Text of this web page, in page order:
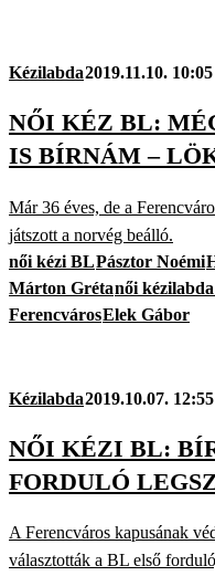
Kézilabda2019.11.10. 10:05
NŐI KÉZ BL:
IS BÍRNÁM –
Már 36 éves, de a
játszott a norvég beálló.
női kézi BLPásztor Noémi
Márton Grétanői
FerencvárosElek Gábor
Kézilabda2019.10.07. 12:55
NŐI KÉZI BL:
FORDULÓ
A Ferencváros kapusának
választották a BL első